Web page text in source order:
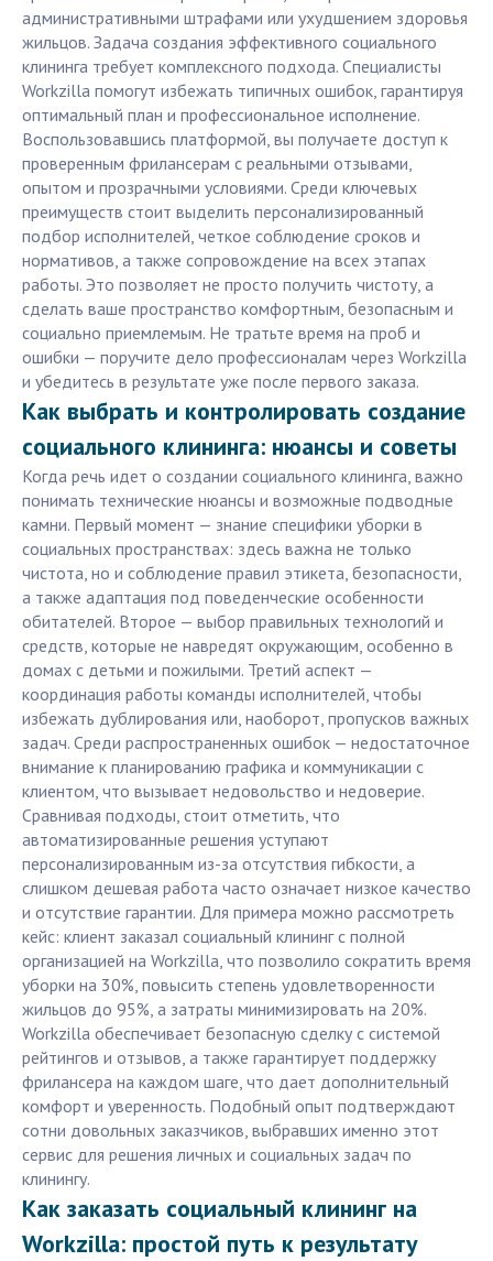
административными штрафами или ухудшением здоровья
жильцов. Задача создания эффективного социального
клининга требует комплексного подхода. Специалисты
Workzilla помогут избежать типичных ошибок, гарантируя
оптимальный план и профессиональное исполнение.
Воспользовавшись платформой, вы получаете доступ к
проверенным фрилансерам с реальными отзывами,
опытом и прозрачными условиями. Среди ключевых
преимуществ стоит выделить персонализированный
подбор исполнителей, четкое соблюдение сроков и
нормативов, а также сопровождение на всех этапах
работы. Это позволяет не просто получить чистоту, а
сделать ваше пространство комфортным, безопасным и
социально приемлемым. Не тратьте время на проб и
ошибки — поручите дело профессионалам через Workzilla
и убедитесь в результате уже после первого заказа.
Как выбрать и контролировать создание
социального клининга: нюансы и советы
Когда речь идет о создании социального клининга, важно
понимать технические нюансы и возможные подводные
камни. Первый момент — знание специфики уборки в
социальных пространствах: здесь важна не только
чистота, но и соблюдение правил этикета, безопасности,
а также адаптация под поведенческие особенности
обитателей. Второе — выбор правильных технологий и
средств, которые не навредят окружающим, особенно в
домах с детьми и пожилыми. Третий аспект —
координация работы команды исполнителей, чтобы
избежать дублирования или, наоборот, пропусков важных
задач. Среди распространенных ошибок — недостаточное
внимание к планированию графика и коммуникации с
клиентом, что вызывает недовольство и недоверие.
Сравнивая подходы, стоит отметить, что
автоматизированные решения уступают
персонализированным из-за отсутствия гибкости, а
слишком дешевая работа часто означает низкое качество
и отсутствие гарантии. Для примера можно рассмотреть
кейс: клиент заказал социальный клининг с полной
организацией на Workzilla, что позволило сократить время
уборки на 30%, повысить степень удовлетворенности
жильцов до 95%, а затраты минимизировать на 20%.
Workzilla обеспечивает безопасную сделку с системой
рейтингов и отзывов, а также гарантирует поддержку
фрилансера на каждом шаге, что дает дополнительный
комфорт и уверенность. Подобный опыт подтверждают
сотни довольных заказчиков, выбравших именно этот
сервис для решения личных и социальных задач по
клинингу.
Как заказать социальный клининг на
Workzilla: простой путь к результату